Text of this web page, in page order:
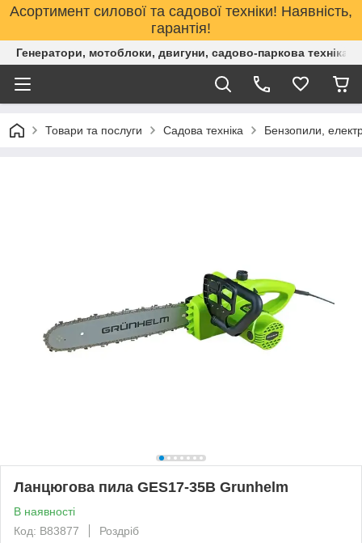
Асортимент силової та садової техніки! Наявність,
гарантія!
Генератори, мотоблоки, двигуни, садово-паркова техніка.
Товари та послуги Садова техніка Бензопили,
Ланцюгова пила GES17-35B Grunhelm
В наявності
Код: B83877
Роздріб